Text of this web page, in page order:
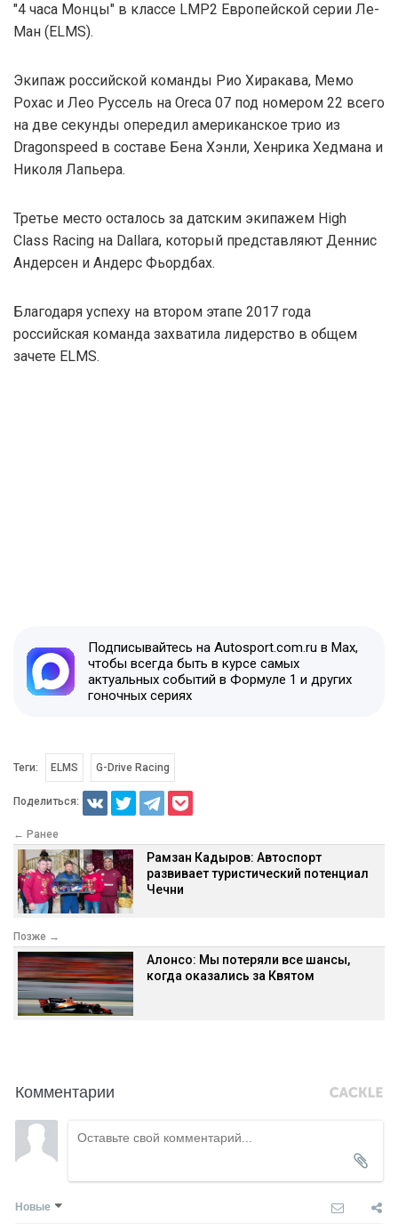
"4 часа Монцы" в классе LMP2 Европейской серии Ле-
Ман (ELMS).
Экипаж российской команды Рио Хиракава, Мемо
Рохас и Лео Руссель на Oreca 07 под номером 22 всего
на две секунды опередил американское трио из
Dragonspeed в составе Бена Хэнли, Хенрика Хедмана и
Николя Лапьера.
Третье место осталось за датским экипажем High
Class Racing на Dallara, который представляют Деннис
Андерсен и Андерс Фьордбах.
Благодаря успеху на втором этапе 2017 года
российская команда захватила лидерство в общем
зачете ELMS.
Подписывайтесь на Autosport.com.ru в Max,
чтобы всегда быть в курсе самых
актуальных событий в Формуле 1 и других
гоночных сериях
Теги: ELMS G-Drive Racing
Поделиться:
← Ранее
Рамзан Кадыров: Автоспорт
развивает туристический потенциал
Чечни
Позже →
Алонсо: Мы потеряли все шансы,
когда оказались за Квятом
Комментарии
Новые